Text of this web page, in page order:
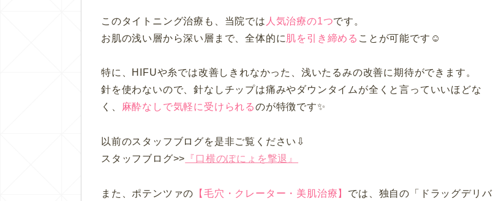
このタイトニング治療も、当院では 人気治療の1つです。
お肌の浅い層から深い層まで、全体的に 肌を引き締める ことが可能です☺️
特に、HIFUや糸では改善しきれなかった、浅いたるみの改善に期待ができます。
針を使わないので、針なしチップは痛みやダウンタイムが全くと言っていいほどな
く、 麻酔なしで気軽に受けられるのが特徴です✨
以前のスタッフブログを是非ご覧ください⇩
スタッフブログ>> 『口横のぽにょを撃退』
また、ポテンツァの 【毛穴・クレーター・美肌治療】 では、独自の「ドラッグデリバ